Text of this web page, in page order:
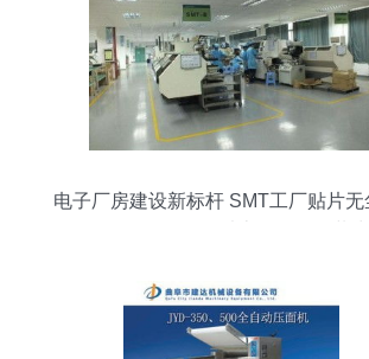
电子厂房建设新标杆 SMT工厂贴片